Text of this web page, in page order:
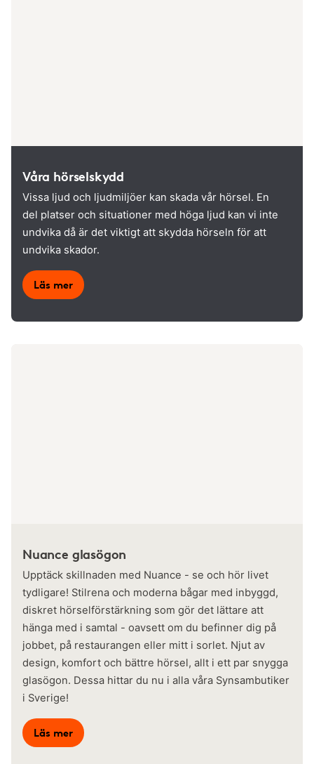
Våra hörselskydd
Vissa ljud och ljudmiljöer kan skada vår hörsel. En
del platser och situationer med höga ljud kan vi inte
undvika då är det viktigt att skydda hörseln för att
undvika skador.
Läs mer
Nuance glasögon
Upptäck skillnaden med Nuance - se och hör livet
tydligare! Stilrena och moderna bågar med inbyggd,
diskret hörselförstärkning som gör det lättare att
hänga med i samtal - oavsett om du befinner dig på
jobbet, på restaurangen eller mitt i sorlet. Njut av
design, komfort och bättre hörsel, allt i ett par snygga
glasögon. Dessa hittar du nu i alla våra Synsambutiker
i Sverige!
Läs mer